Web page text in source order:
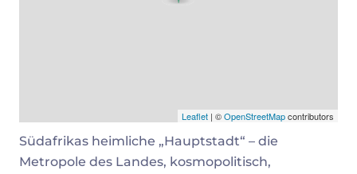
Leaflet | ©OpenStreetMapcontributors
Südafrikas heimliche „Hauptstadt“ – die
Metropole des Landes, kosmopolitisch,